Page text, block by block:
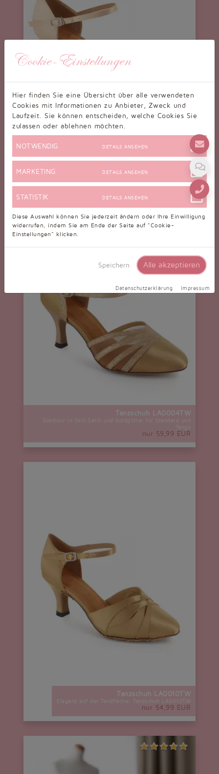
Tanzschuh LA0007TW
Hautfarbener Satin mit eleganten Cut-outs für Standard und
nur 59,99 EUR
Tanzschuh LA0004TW
Glamour in Skin Satin und Goldglitter für Standard und
Tango
nur 59,99 EUR
Tanzschuh LA0010TW
Eleganz auf der Tanzfläche: Tanzschuh LA0010TW
nur 54,99 EUR
Cookie-Einstellungen
Hier finden Sie eine Übersicht über alle verwendeten
Cookies mit Informationen zu Anbieter, Zweck und
Laufzeit. Sie können entscheiden, welche Cookies Sie
zulassen oder ablehnen möchten.
NOTWENDIG DETAILS ANSEHEN
MARKETING DETAILS ANSEHEN
STATISTIK DETAILS ANSEHEN
Diese Auswahl können Sie jederzeit ändern oder Ihre Einwilligung
widerrufen, indem Sie am Ende der Seite auf "Cookie-
Einstellungen" klicken.
Speichern Alle akzeptieren
Datenschutzerklärung Impressum